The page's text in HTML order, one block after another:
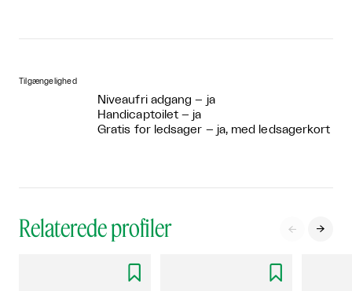
Tilgængelighed
Niveaufri adgang – ja
Handicaptoilet – ja
Gratis for ledsager – ja, med ledsagerkort
Relaterede profiler  
 